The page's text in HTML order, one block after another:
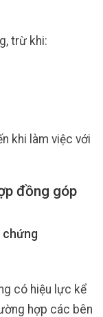
trừ khi:
khi làm việc với
đồng góp
chứng
có hiệu lực kể
hợp các bên